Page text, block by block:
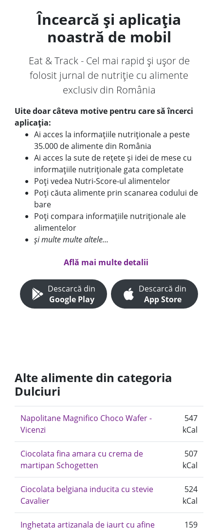
Încearcă și aplicația
noastră de mobil
Eat & Track - Cel mai rapid și ușor de
folosit jurnal de nutriție cu alimente
exclusiv din România
Uite doar câteva motive pentru care să încerci
aplicația:
Ai acces la informațiile nutriționale a peste
35.000 de alimente din România
Ai acces la sute de rețete și idei de mese cu
informațiile nutriționale gata completate
Poți vedea Nutri-Score-ul alimentelor
Poți căuta alimente prin scanarea codului de
bare
Poți compara informațiile nutriționale ale
alimentelor
și multe multe altele...
Află mai multe detalii
Descarcă din
Google Play
Descarcă din
App Store
Alte alimente din categoria
Dulciuri
Napolitane Magnifico Choco Wafer -
Vicenzi
547
kCal
Ciocolata fina amara cu crema de
martipan Schogetten
507
kCal
Ciocolata belgiana inducita cu stevie
Cavalier
524
kCal
Inghetata artizanala de iaurt cu afine
159